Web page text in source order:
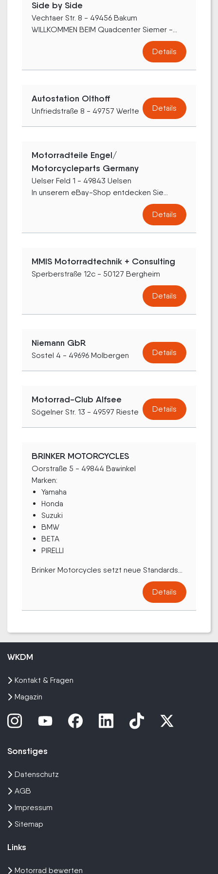
Side by Side
Vechtaer Str. 8 - 49456 Bakum
WILLKOMMEN BEIM Quadcenter Siemer -...
Details
Autostation Olthoff
Unfriedstraße 8 - 49757 Werlte Details
Motorradteile Engel/
Motorcycleparts Germany
Uelser Feld 1 - 49843 Uelsen
In unserem eBay-Shop entdecken Sie...
Details
MMIS Motorradtechnik + Consulting
Sperberstraße 12c - 50127 Bergheim
Details
Niemann GbR
Sostel 4 - 49696 Molbergen Details
Motorrad-Club Alfsee
Sögelner Str. 13 - 49597 Rieste Details
BRINKER MOTORCYCLES
Oorstraße 5 - 49844 Bawinkel
Marken:
Yamaha
Honda
Suzuki
BMW
BETA
PIRELLI
Brinker Motorcycles setzt neue Standards...
Details
WKDM
Kontakt & Fragen
Magazin
Sonstiges
Datenschutz
AGB
Impressum
Sitemap
Links
Motorrad bewerten